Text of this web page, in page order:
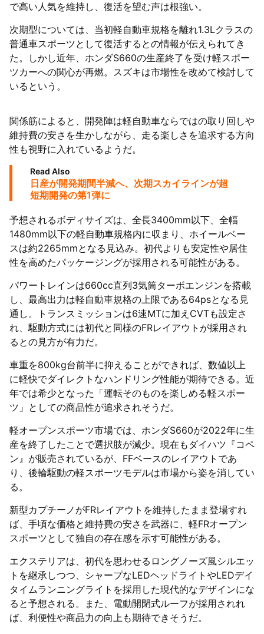
で高い人気を維持し、復活を望む声は根強い。
次期型については、当初軽自動車規格を離れ1.3Lクラスの
普通車スポーツとして復活するとの情報が伝えられてき
た。しかし近年、ホンダS660の生産終了を受け軽スポー
ツカーへの関心が再燃。スズキは市場性を改めて検討して
いるという。
関係筋によると、開発陣は軽自動車ならではの取り回しや
維持費の安さを生かしながら、走る楽しさを追求する方向
性も視野に入れているようだ。
Read Also
日産が開発期間半減へ、次期スカイラインが超
短期開発の第1弾に
予想されるボディサイズは、全長3400mm以下、全幅
1480mm以下の軽自動車規格内に収まり、ホイールベー
スは約2265mmとなる見込み。初代よりも安定性や居住
性を高めたパッケージングが採用される可能性がある。
パワートレインは660cc直列3気筒ターボエンジンを搭載
し、最高出力は軽自動車規格の上限である64psとなる見
通し。トランスミッションは6速MTに加えCVTも設定さ
れ、駆動方式には初代と同様のFRレイアウトが採用され
るとの見方が有力だ。
車重を800kg台前半に抑えることができれば、数値以上
に軽快でダイレクトなハンドリング性能が期待できる。近
年では希少となった「運転そのものを楽しめる軽スポー
ツ」としての商品性が追求されそうだ。
軽オープンスポーツ市場では、ホンダS660が2022年に生
産を終了したことで選択肢が減少。現在もダイハツ『コペ
ン』が販売されているが、FFベースのレイアウトであ
り、後輪駆動の軽スポーツモデルは市場から姿を消してい
る。
新型カプチーノがFRレイアウトを維持したまま登場すれ
ば、手頃な価格と維持費の安さを武器に、軽FRオープン
スポーツとして独自の存在感を示す可能性がある。
エクステリアは、初代を思わせるロングノーズ風シルエッ
トを継承しつつ、シャープなLEDヘッドライトやLEDデイ
タイムランニングライトを採用した現代的なデザインにな
ると予想される。また、電動開閉式ルーフが採用されれ
ば、利便性や商品力の向上も期待できそうだ。